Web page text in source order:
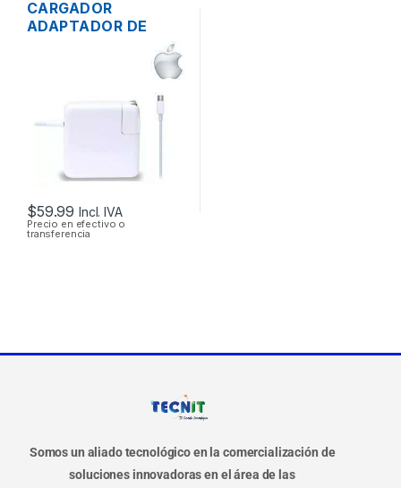
CARGADOR
ADAPTADOR DE
ENERGÍA MAC APPLE
MACBOOK PRO USB-
C 20V 3A 61W
$59.99 Incl. IVA
Precio en efectivo o
transferencia
Somos un aliado tecnológico en la comercialización de
soluciones innovadoras en el área de las